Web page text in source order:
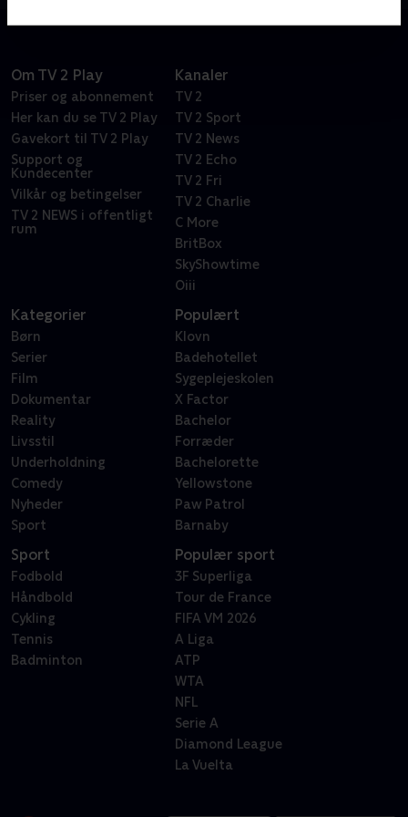
Om TV 2 Play
Priser og abonnement
Her kan du se TV 2 Play
Gavekort til TV 2 Play
Support og
Kundecenter
Vilkår og betingelser
TV 2 NEWS i offentligt
rum
Kanaler
TV 2
TV 2 Sport
TV 2 News
TV 2 Echo
TV 2 Fri
TV 2 Charlie
C More
BritBox
SkyShowtime
Oiii
Kategorier
Børn
Serier
Film
Dokumentar
Reality
Livsstil
Underholdning
Comedy
Nyheder
Sport
Populært
Klovn
Badehotellet
Sygeplejeskolen
X Factor
Bachelor
Forræder
Bachelorette
Yellowstone
Paw Patrol
Barnaby
Sport
Fodbold
Håndbold
Cykling
Tennis
Badminton
Populær sport
3F Superliga
Tour de France
FIFA VM 2026
A Liga
ATP
WTA
NFL
Serie A
Diamond League
La Vuelta